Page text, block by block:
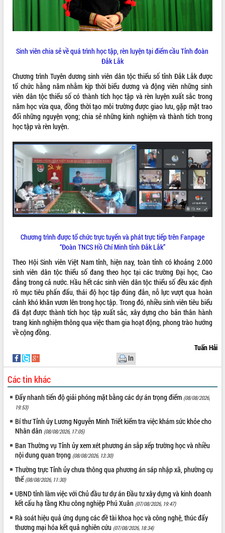
Trình diễn nghệ thuật chế biến các
món ăn từ sầu riêng
Đắk Lắk công bố Quy hoạch và xúc
Ngành cá ngừ Đắk Lắk chủ động thích
ứng để giữ vững thị trường xuất khẩu
Diễn đàn Kinh tế tư nhân Việt Nam đột
phá cơ chế - Hợp tác công tư
Đề án 06 tạo bước ngoặt đột phá trong
cải cách hành chính tỉnh Đắk Lắk
Kết nối tour, đẩy mạnh chuyển đổi số
để phát triển du lịch Đắk Lắk
Khởi động Dự án Đầu tư xây dựng hạ
tầng kỹ thuật Cụm công nghiệp Tân
Tiến
Gặp mặt các cơ quan báo chí nhân Kỷ
niệm 101 năm Ngày Báo chí Cách
mạng Việt Nam
Đắk Lắk sơ kết 4 năm triển khai thực
hiện Đề án 06 của Chính phủ
Quy hoạch và Xúc tiến đầu tư tỉnh Đắk
Khơi thông điểm nghẽn, đẩy nhanh
giải ngân vốn khắc phục thiên tai
HĐND tỉnh thông qua điều chỉnh Quy
hoạch tỉnh thời kỳ 2021-2030
Hội thảo góp ý hồ sơ điều chỉnh quy
hoạch tỉnh Đắk Lắk thời kỳ 2021-2030,
tầm nhìn đến năm 2050
Hội nghị triển khai kết nối mạng
truyền số liệu chuyên dùng phục vụ cơ
quan Đảng, Nhà nước
Lễ phát động chuỗi hoạt động chung
tay làm sạch môi trường
Xã Ea Kar bước chuyển mình trong
công tác cải cách hành chính mô hình
UBND tỉnh họp báo định kỳ tháng 4
năm 2026
Hội thảo khoa học “Giải pháp thúc đẩy
phát triển nền kinh tế xanh tại tỉnh
Đắk Lắk”
Tăng cường giám sát, đôn đốc thực
hiện nhiệm vụ quản lý tài sản công
hàng tuần
Sinh viên chia sẻ về quá trình học tập, rèn luyện tại điểm cầu Tỉnh đoàn
Đắk Lắk
Chương trình Tuyên dương sinh viên dân tộc thiểu số tỉnh Đắk Lắk được
tổ chức hằng năm nhằm kịp thời biểu dương và động viên những sinh
viên dân tộc thiểu số có thành tích học tập và rèn luyện xuất sắc trong
năm học vừa qua, đồng thời tạo môi trường được giao lưu, gặp mặt trao
đổi những nguyện vọng; chia sẻ những kinh nghiệm và thành tích trong
học tập và rèn luyện.
Chương trình được tổ chức trực tuyến và phát trực tiếp trên Fanpage
“Đoàn TNCS Hồ Chí Minh tỉnh Đắk Lắk”
Theo Hội Sinh viên Việt Nam tỉnh, hiện nay, toàn tỉnh có khoảng 2.000
sinh viên dân tộc thiểu số đang theo học tại các trường Đại học, Cao
đẳng trong cả nước. Hầu hết các sinh viên dân tộc thiểu số đều xác định
rõ mục tiêu phấn đấu, thái độ học tập đúng đắn, nỗ lực vượt qua hoàn
cảnh khó khăn vươn lên trong học tập. Trong đó, nhiều sinh viên tiêu biểu
đã đạt được thành tích học tập xuất sắc, xây dựng cho bản thân hành
trang kinh nghiệm thông qua việc tham gia hoạt động, phong trào hướng
về cộng đồng.
Tuấn Hải
In
Các tin khác
Đẩy nhanh tiến độ giải phóng mặt bằng các dự án trọng điểm (08/08/2026,
19:53)
Bí thư Tỉnh ủy Lương Nguyễn Minh Triết kiểm tra việc khám sức khỏe cho
Nhân dân (08/08/2026, 17:05)
Ban Thường vụ Tỉnh ủy xem xét phương án sắp xếp trường học và nhiều
nội dung quan trọng (08/08/2026, 13:30)
Thường trực Tỉnh ủy chưa thông qua phương án sáp nhập xã, phường cụ
thể (08/08/2026, 11:30)
UBND tỉnh làm việc với Chủ đầu tư dự án Đầu tư xây dựng và kinh doanh
kết cấu hạ tầng Khu công nghiệp Phú Xuân (07/08/2026, 19:47)
Rà soát hiệu quả ứng dụng các đề tài khoa học và công nghệ, thúc đẩy
thương mại hóa kết quả nghiên cứu (07/08/2026, 18:34)